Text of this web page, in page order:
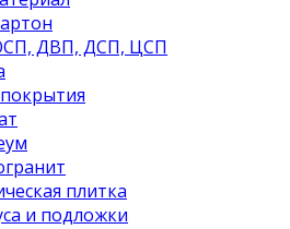
ДВП, ДСП, ЦСП
плитка
и подложки